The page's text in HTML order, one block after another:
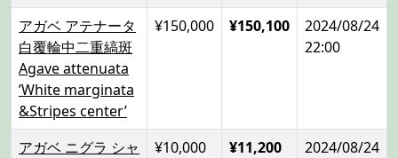
アガベ アテナータ
白覆輪中二重縞斑
Agave attenuata
’White marginata
&Stripes center’
¥150,000 ¥150,100
2024/08/24
22:00
アガベ ニグラ シャ
¥10,000 ¥11,200
2024/08/24